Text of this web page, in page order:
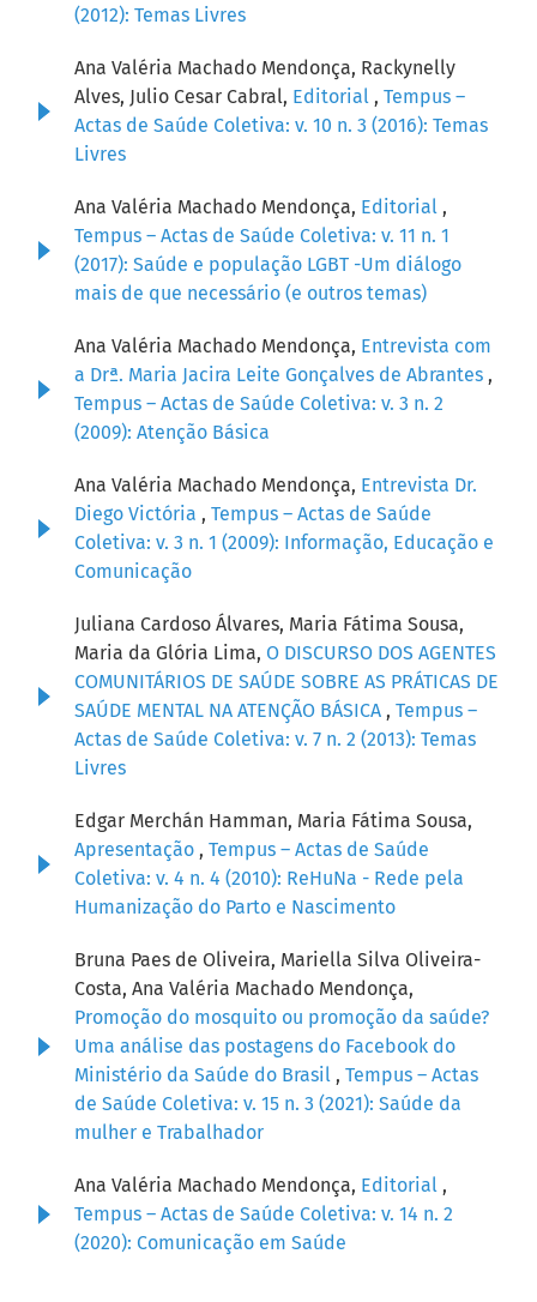
(2012): Temas Livres
Ana Valéria Machado Mendonça, Rackynelly
Alves, Julio Cesar Cabral, Editorial , Tempus –
Actas de Saúde Coletiva: v. 10 n. 3 (2016): Temas
Livres
Ana Valéria Machado Mendonça, Editorial ,
Tempus – Actas de Saúde Coletiva: v. 11 n. 1
(2017): Saúde e população LGBT -Um diálogo
mais de que necessário (e outros temas)
Ana Valéria Machado Mendonça, Entrevista com
a Drª. Maria Jacira Leite Gonçalves de Abrantes ,
Tempus – Actas de Saúde Coletiva: v. 3 n. 2
(2009): Atenção Básica
Ana Valéria Machado Mendonça, Entrevista Dr.
Diego Victória , Tempus – Actas de Saúde
Coletiva: v. 3 n. 1 (2009): Informação, Educação e
Comunicação
Juliana Cardoso Álvares, Maria Fátima Sousa,
Maria da Glória Lima, O DISCURSO DOS AGENTES
COMUNITÁRIOS DE SAÚDE SOBRE AS PRÁTICAS DE
SAÚDE MENTAL NA ATENÇÃO BÁSICA , Tempus –
Actas de Saúde Coletiva: v. 7 n. 2 (2013): Temas
Livres
Edgar Merchán Hamman, Maria Fátima Sousa,
Apresentação , Tempus – Actas de Saúde
Coletiva: v. 4 n. 4 (2010): ReHuNa - Rede pela
Humanização do Parto e Nascimento
Bruna Paes de Oliveira, Mariella Silva Oliveira-
Costa, Ana Valéria Machado Mendonça,
Promoção do mosquito ou promoção da saúde?
Uma análise das postagens do Facebook do
Ministério da Saúde do Brasil , Tempus – Actas
de Saúde Coletiva: v. 15 n. 3 (2021): Saúde da
mulher e Trabalhador
Ana Valéria Machado Mendonça, Editorial ,
Tempus – Actas de Saúde Coletiva: v. 14 n. 2
(2020): Comunicação em Saúde